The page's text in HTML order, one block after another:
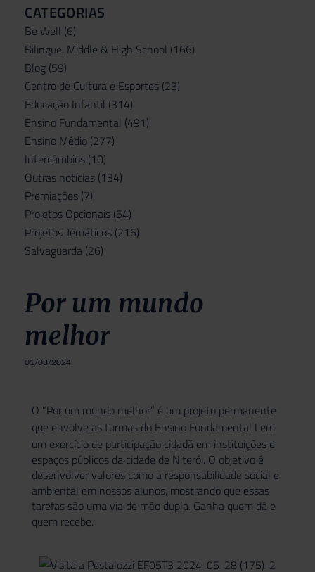
CATEGORIAS
Be Well (6)
Bilíngue, Middle & High School (166)
Blog (59)
Centro de Cultura e Esportes (23)
Educação Infantil (314)
Ensino Fundamental (491)
Ensino Médio (277)
Intercâmbios (10)
Outras notícias (134)
Premiações (7)
Projetos Opcionais (54)
Projetos Temáticos (216)
Salvaguarda (26)
Por um mundo
melhor
01/08/2024
O “Por um mundo melhor” é um projeto permanente
que envolve as turmas do Ensino Fundamental I em
um exercício de participação cidadã em instituições e
espaços públicos da cidade de Niterói. O objetivo é
desenvolver valores como a responsabilidade social e
ambiental em nossos alunos, mostrando que essas
tarefas são uma via de mão dupla. Ganha quem dá e
quem recebe.